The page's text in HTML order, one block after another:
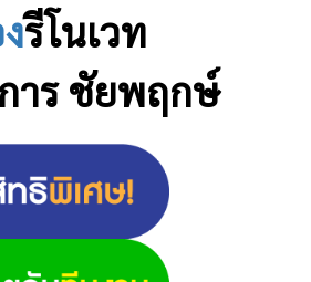
รีโนเวท
าร ชัยพฤกษ์